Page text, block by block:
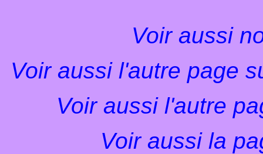
Voir aussi
Voir aussi l'autre page
Voir aussi l'autre
Voir aussi la